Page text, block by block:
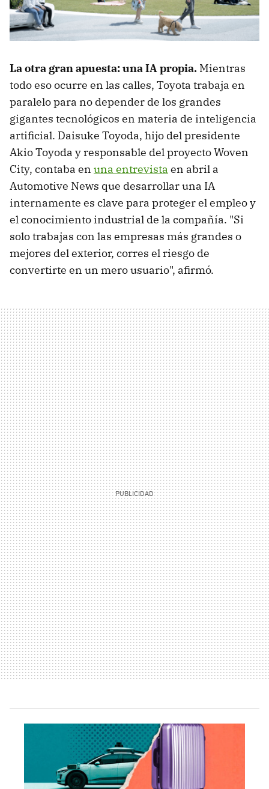
La otra gran apuesta:unaIA propia. Mientras
todo eso ocurre en las calles, Toyota trabaja en
paralelo para no depender de los grandes
gigantes tecnológicos en materia de inteligencia
artificial. Daisuke Toyoda, hijo del presidente
Akio Toyoda y responsable del proyecto Woven
City, contaba en una entrevista en abril a
Automotive News que desarrollar una IA
internamente es clave para proteger el empleo y
el conocimiento industrial de la compañía. "Si
solo trabajas con las empresas más grandes o
mejores del exterior, corres el riesgo de
convertirte en un mero usuario", afirmó.